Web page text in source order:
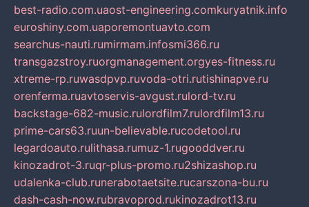
best-radio.com.uaost-engineering.comkuryatnik.info
euroshiny.com.uaporemontuavto.com
searchus-nauti.rumirmam.infosmi366.ru
transgazstroy.ruorgmanagement.orgyes-fitness.ru
xtreme-rp.ruwasdpvp.ruvoda-otri.rutishinapve.ru
orenferma.ruavtoservis-avgust.rulord-tv.ru
backstage-682-music.rulordfilm7.rulordfilm13.ru
prime-cars63.ruun-believable.rucodetool.ru
legardoauto.rulithasa.rumuz-1.rugooddver.ru
kinozadrot-3.ruqr-plus-promo.ru2shizashop.ru
udalenka-club.runerabotaetsite.rucarszona-bu.ru
dash-cash-now.rubravoprod.rukinozadrot13.ru